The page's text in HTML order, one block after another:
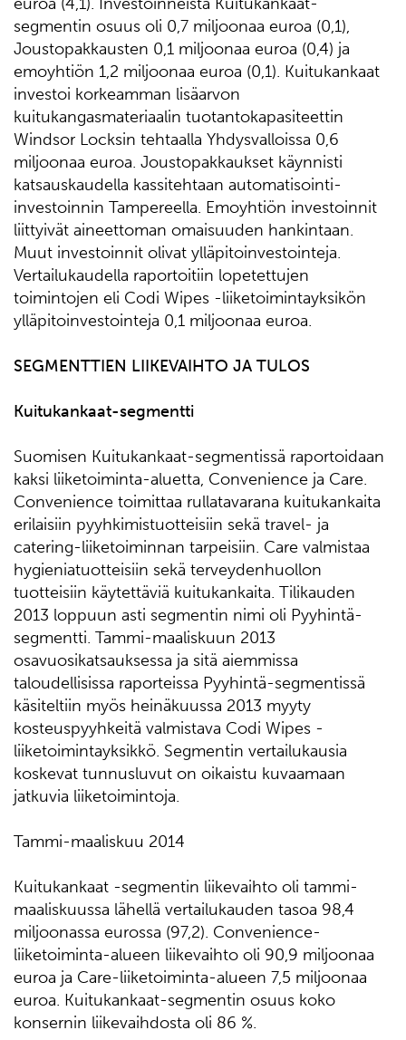
segmentin osuus oli 0,7 miljoonaa euroa (0,1),
Joustopakkausten 0,1 miljoonaa euroa (0,4) ja
emoyhtiön 1,2 miljoonaa euroa (0,1). Kuitukankaat
investoi korkeamman lisäarvon
kuitukangasmateriaalin tuotantokapasiteettin
Windsor Locksin tehtaalla Yhdysvalloissa 0,6
miljoonaa euroa. Joustopakkaukset käynnisti
katsauskaudella kassitehtaan automatisointi-
investoinnin Tampereella. Emoyhtiön investoinnit
liittyivät aineettoman omaisuuden hankintaan.
Muut investoinnit olivat ylläpitoinvestointeja.
Vertailukaudella raportoitiin lopetettujen
toimintojen eli Codi Wipes -liiketoimintayksikön
ylläpitoinvestointeja 0,1 miljoonaa euroa.
SEGMENTTIEN LIIKEVAIHTO JA TULOS
Kuitukankaat-segmentti
Suomisen Kuitukankaat-segmentissä raportoidaan
kaksi liiketoiminta-aluetta, Convenience ja Care.
Convenience toimittaa rullatavarana kuitukankaita
erilaisiin pyyhkimistuotteisiin sekä travel- ja
catering-liiketoiminnan tarpeisiin. Care valmistaa
hygieniatuotteisiin sekä terveydenhuollon
tuotteisiin käytettäviä kuitukankaita. Tilikauden
2013 loppuun asti segmentin nimi oli Pyyhintä-
segmentti. Tammi-maaliskuun 2013
osavuosikatsauksessa ja sitä aiemmissa
taloudellisissa raporteissa Pyyhintä-segmentissä
käsiteltiin myös heinäkuussa 2013 myyty
kosteuspyyhkeitä valmistava Codi Wipes -
liiketoimintayksikkö. Segmentin vertailukausia
koskevat tunnusluvut on oikaistu kuvaamaan
jatkuvia liiketoimintoja.
Tammi-maaliskuu 2014
Kuitukankaat -segmentin liikevaihto oli tammi-
maaliskuussa lähellä vertailukauden tasoa 98,4
miljoonassa eurossa (97,2). Convenience-
liiketoiminta-alueen liikevaihto oli 90,9 miljoonaa
euroa ja Care-liiketoiminta-alueen 7,5 miljoonaa
euroa. Kuitukankaat-segmentin osuus koko
konsernin liikevaihdosta oli 86 %.